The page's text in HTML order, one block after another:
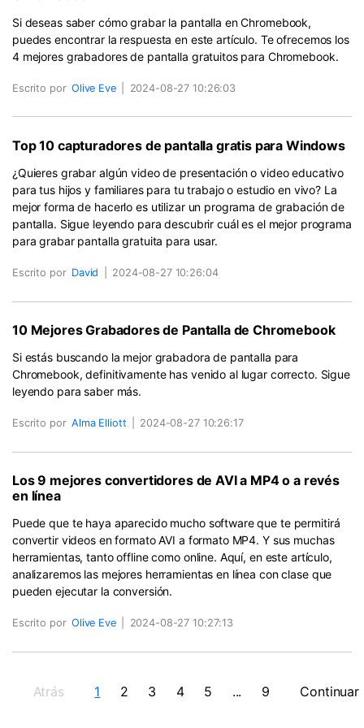
Si deseas saber cómo grabar la pantalla en Chromebook,
puedes encontrar la respuesta en este artículo. Te ofrecemos los
4 mejores grabadores de pantalla gratuitos para Chromebook.
Escrito por Olive Eve 2024-08-27 10:26:03
Top 10 capturadores de pantalla gratis para Windows
¿Quieres grabar algún video de presentación o video educativo
para tus hijos y familiares para tu trabajo o estudio en vivo? La
mejor forma de hacerlo es utilizar un programa de grabación de
pantalla. Sigue leyendo para descubrir cuál es el mejor programa
para grabar pantalla gratuita para usar.
Escrito por David 2024-08-27 10:26:04
10 Mejores Grabadores de Pantalla de Chromebook
Si estás buscando la mejor grabadora de pantalla para
Chromebook, definitivamente has venido al lugar correcto. Sigue
leyendo para saber más.
Escrito por Alma Elliott 2024-08-27 10:26:17
Los 9 mejores convertidores de AVI a MP4 o a revés
en línea
Puede que te haya aparecido mucho software que te permitirá
convertir videos en formato AVI a formato MP4. Y sus muchas
herramientas, tanto offline como online. Aquí, en este artículo,
analizaremos las mejores herramientas en línea con clase que
pueden ejecutar la conversión.
Escrito por Olive Eve 2024-08-27 10:27:13
Atrás 1 2 3 4 5 ... 9 Continuar